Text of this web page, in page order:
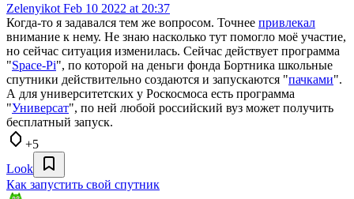
Zelenyikot Feb 10 2022 at 20:37
Когда-то я задавался тем же вопросом. Точнее привлекал
внимание к нему. Не знаю насколько тут помогло моё участие,
но сейчас ситуация изменилась. Сейчас действует программа
"Space-Pi", по которой на деньги фонда Бортника школьные
спутники действительно создаются и запускаются "пачками".
А для университетских у Роскосмоса есть программа
"Универсат", по ней любой российский вуз может получить
бесплатный запуск.
+5
Look
Как запустить свой спутник